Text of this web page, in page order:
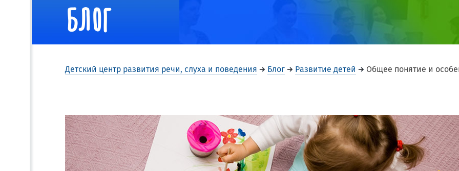
БЛОГ
Детский центр развития речи, слуха и поведения Блог Развитие детей Общее понятие и